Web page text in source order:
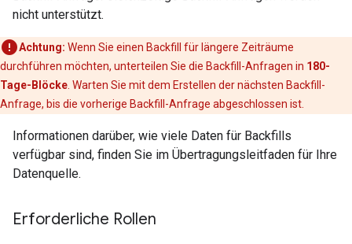
nicht unterstützt.
Achtung: Wenn Sie einen Backfill für längere Zeiträume
durchführen möchten, unterteilen Sie die Backfill-Anfragen in 180-
Tage-Blöcke. Warten Sie mit dem Erstellen der nächsten Backfill-
Anfrage, bis die vorherige Backfill-Anfrage abgeschlossen ist.
Informationen darüber, wie viele Daten für Backfills
verfügbar sind, finden Sie im Übertragungsleitfaden für Ihre
Datenquelle.
Erforderliche Rollen